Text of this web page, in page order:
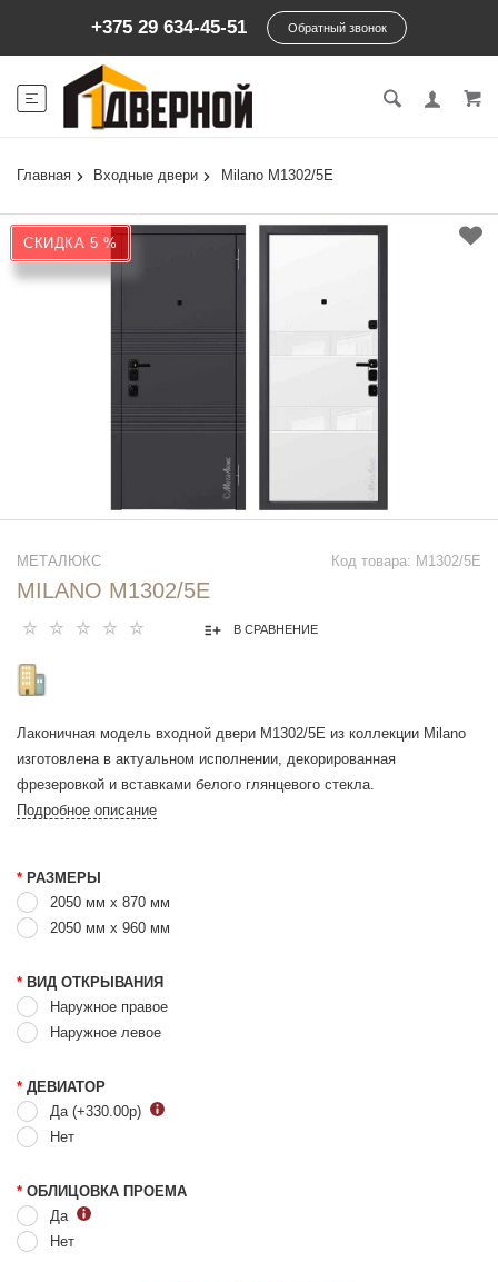
+375 29 634-45-51 Обратный звонок
Главная Входные двери Milano М1302/5Е
СКИДКА 5 %
Код товара: М1302/5Е
МЕТАЛЮКС
MILANO М1302/5Е
В СРАВНЕНИЕ
Лаконичная модель входной двери М1302/5Е из коллекции Milano
изготовлена в актуальном исполнении, декорированная
фрезеровкой и вставками белого глянцевого стекла.
Подробное описание
* РАЗМЕРЫ
2050 мм х 870 мм
2050 мм x 960 мм
* ВИД ОТКРЫВАНИЯ
Наружное правое
Наружное левое
* ДЕВИАТОР
Да (+330.00р)
Нет
* ОБЛИЦОВКА ПРОЕМА
Да
Нет